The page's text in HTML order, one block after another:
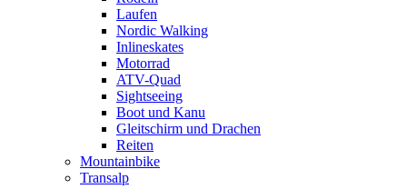
Laufen
Nordic Walking
Inlineskates
Motorrad
ATV-Quad
Sightseeing
Boot und Kanu
Gleitschirm und Drachen
Reiten
Mountainbike
Transalp